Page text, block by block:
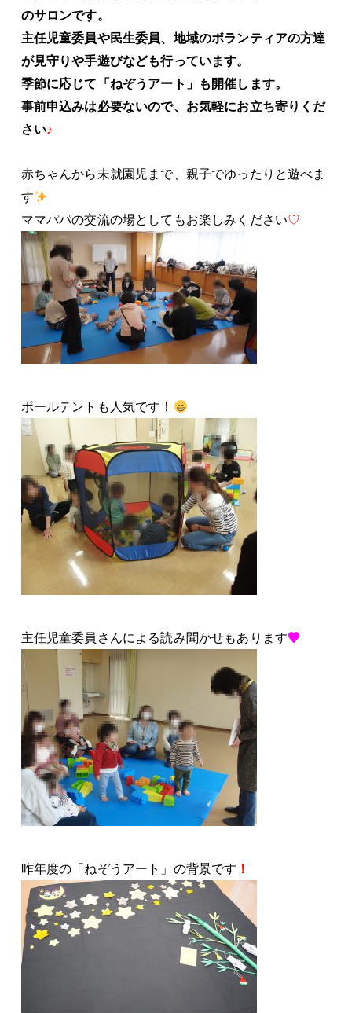
のサロンです。
主任児童委員や民生委員、地域のボランティアの方達
が見守りや手遊びなども行っています。
季節に応じて「ねぞうアート」も開催します。
事前申込みは必要ないので、お気軽にお立ち寄りくだ
さい♪
赤ちゃんから未就園児まで、親子でゆったりと遊べま
す
ママパパの交流の場としてもお楽しみください♡
ボールテントも人気です！
主任児童委員さんによる読み聞かせもあります♥
昨年度の「ねぞうアート」の背景です ！